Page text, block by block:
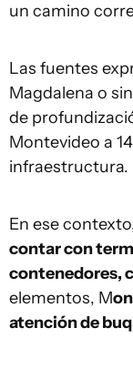
un camino
Las fuentes
Magdalena o
de
Montevideo a
infraestructura.
En ese
contar con
contenedores,
elementos, M
atención de